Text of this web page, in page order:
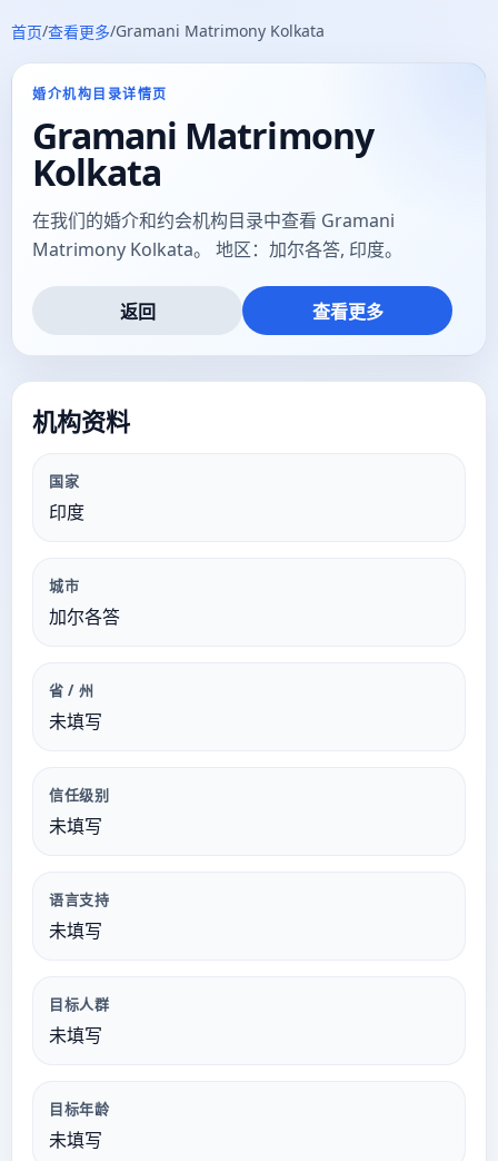
首页/查看更多/Gramani Matrimony Kolkata
婚介机构目录详情页
Gramani Matrimony
Kolkata
在我们的婚介和约会机构目录中查看 Gramani
Matrimony Kolkata。 地区：加尔各答, 印度。
返回 查看更多
机构资料
国家
印度
城市
加尔各答
省 / 州
未填写
信任级别
未填写
语言支持
未填写
目标人群
未填写
目标年龄
未填写